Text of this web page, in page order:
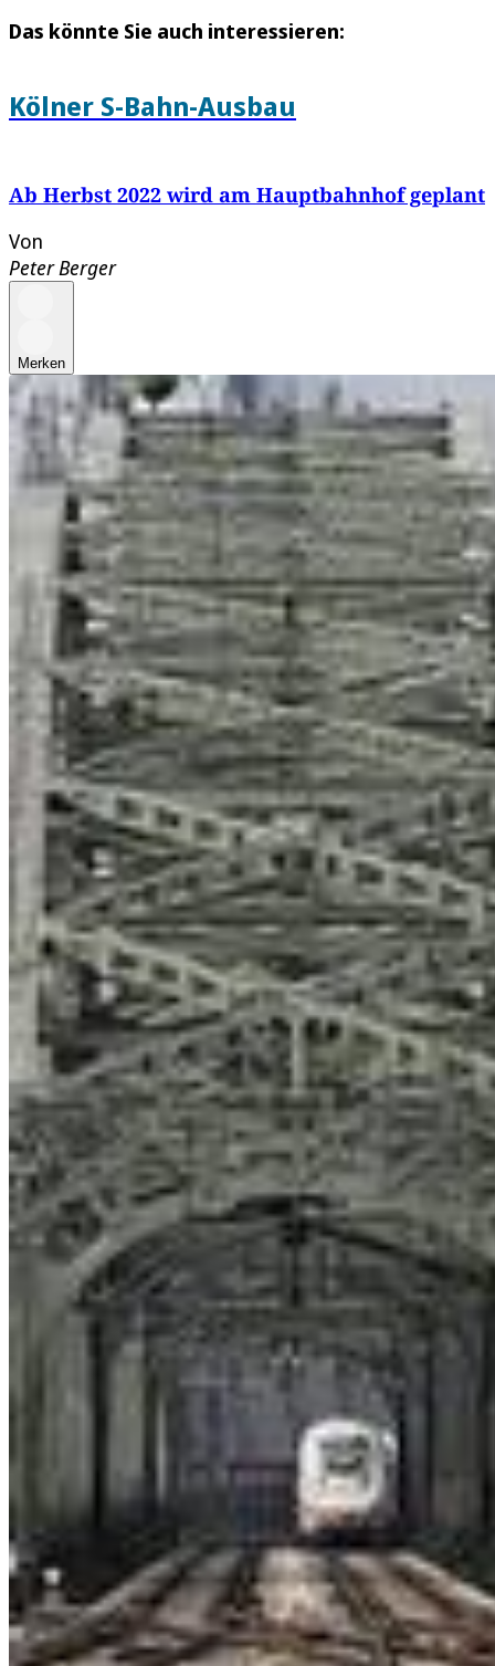
Das könnte Sie auch interessieren:
Kölner S-Bahn-Ausbau
Ab Herbst 2022 wird am Hauptbahnhof geplant
Von
Peter Berger
Merken